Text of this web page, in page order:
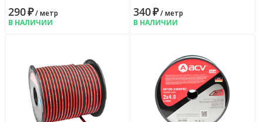
290₽/ метр
В НАЛИЧИИ
340₽/ метр
В НАЛИЧИИ